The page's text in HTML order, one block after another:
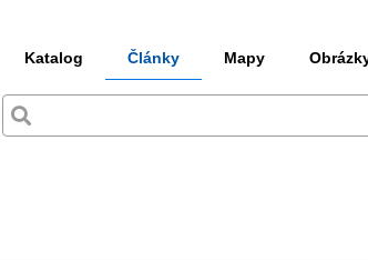
Katalog Články Mapy